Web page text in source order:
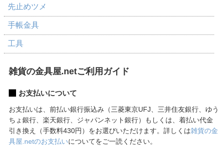
先止めツメ
手帳金具
工具
雑貨の金具屋.netご利用ガイド
お支払いについて
お支払いは、前払い銀行振込み（三菱東京UFJ、三井住友銀行、ゆ
ちょ銀行、楽天銀行、ジャパンネット銀行）もしくは、着払い代金
引き換え（手数料430円）をお選びいただけます。詳しくは雑貨の金
具屋.netのお支払いについてをご一読ください。